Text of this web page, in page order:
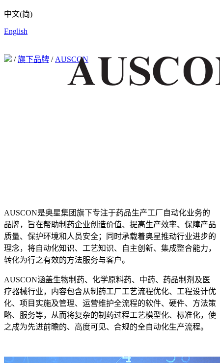
中文(简)
English
/ 旗下品牌 / AUSCON
AUSCON是奥星集团旗下专注于药品生产工厂自动化业务的
品牌，旨在帮助制药企业创造价值、提高生产效率、保障产品
质量、保护环境和人员安全；同时承载着奥星推动行业进步的
理念，将自动化知识、工艺知识、自主创新、集成整合能力，
转化为行之有效的方法服务与客户。
AUSCON涵盖生物制药、化学原料药、中药、药品制剂及医
疗器械行业，内容包含从制药工厂工艺流程优化、工程设计优
化、项目实施及管理、运营维护全流程的软件、硬件、方法策
略、服务等，从而将复杂的制药过程工艺模型化、标准化，使
之成为先进前瞻的、高度可见、合规的全自动化生产流程。